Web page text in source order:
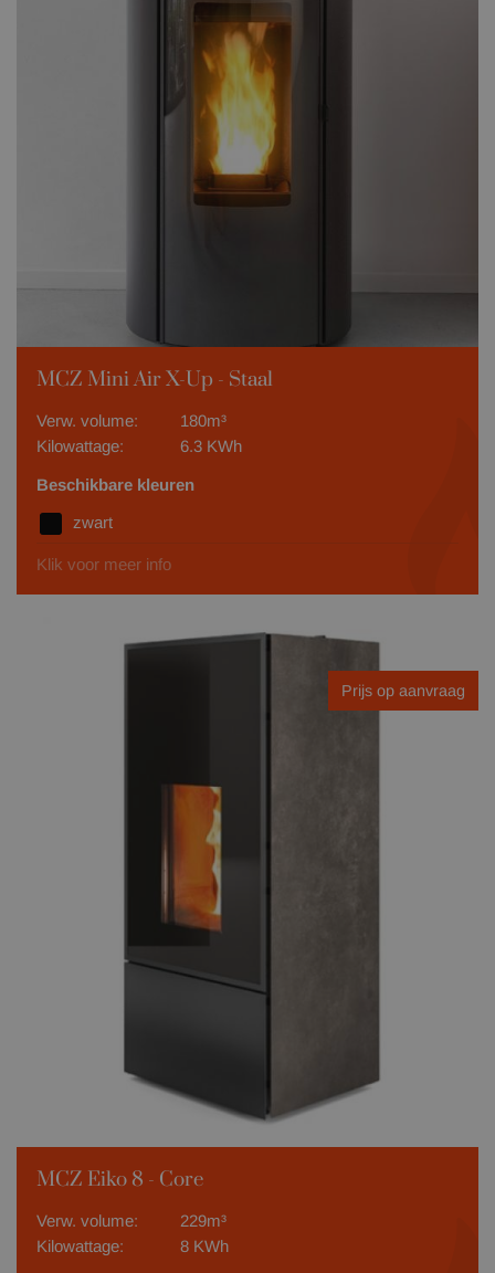
MCZ Mini Air X-Up - Staal
Verw. volume:
180m³
Kilowattage:
6.3 KWh
Beschikbare kleuren
zwart
Klik voor meer info
Prijs op aanvraag
MCZ Eiko 8 - Core
Verw. volume:
229m³
Kilowattage:
8 KWh